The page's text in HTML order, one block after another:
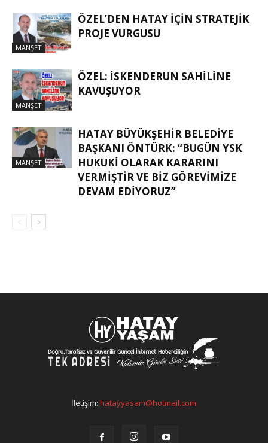
MANŞET
ÖZEL’DEN HATAY İÇIN STRATEJIK
PROJE VURGUSU
MANŞET
ÖZEL: İSKENDERUN SAHİLİNE
KAVUŞUYOR
MANŞET
HATAY BÜYÜKŞEHIR BELEDIYE
BAŞKANI ÖNTÜRK: “BUGÜN YSK
HUKUKI OLARAK KARARINI
VERMIŞTIR VE BIZ GÖREVIMIZE
DEVAM EDIYORUZ”
İletişim:hatayyasam@hotmail.com